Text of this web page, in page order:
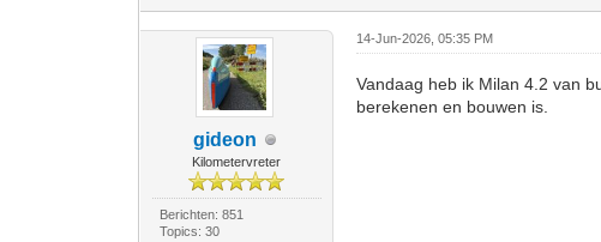
gideon
Kilometervreter
Berichten: 851
Topics: 30
14-Jun-2026, 05:35 PM
Vandaag heb ik Milan 4.2 van
berekenen en bouwen is.